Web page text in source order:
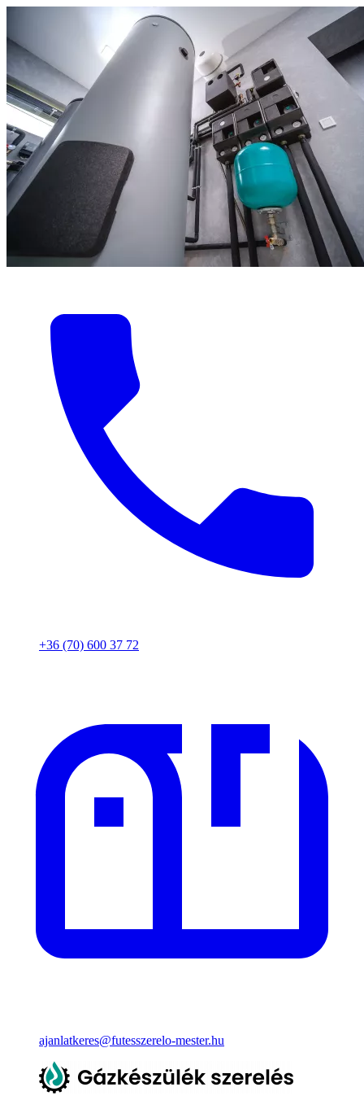
+36 (70) 600 37 72
ajanlatkeres@futesszerelo-mester.hu